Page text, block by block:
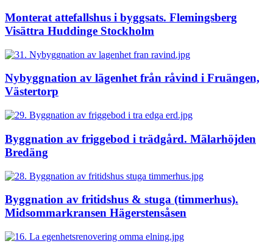
Monterat attefallshus i byggsats. Flemingsberg
Visättra Huddinge Stockholm
Nybyggnation av lägenhet från råvind i Fruängen,
Västertorp
Byggnation av friggebod i trädgård. Mälarhöjden
Bredäng
Byggnation av fritidshus & stuga (timmerhus).
Midsommarkransen Hägerstensåsen